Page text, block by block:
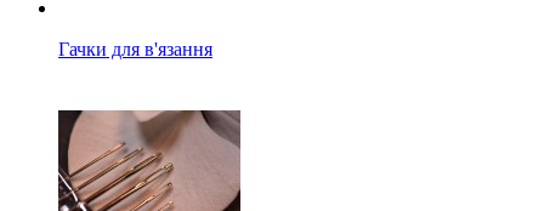
Гачки для в'язання